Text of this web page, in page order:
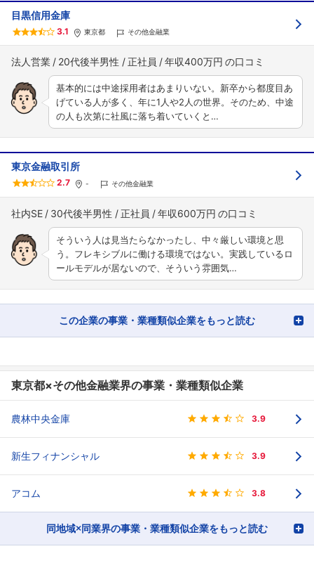
目黒信用金庫
3.1 東京都 その他金融業
法人営業 20代後半男性 正社員 年収400万円
基本的には中途採用者はあまりいない。新卒から都度目あ
げている人が多く、年に1人や2人の世界。そのため、中途
の人も次第に社風に落ち着いていくと…
東京金融取引所
2.7 - その他金融業
社内SE 30代後半男性 正社員 年収600万円
そういう人は見当たらなかったし、中々厳しい環境と思
う。フレキシブルに働ける環境ではない。実践しているロ
ールモデルが居ないので、そういう雰囲気…
この企業の事業・業種類似企業をもっと読む
東京都×その他金融業界の事業・業種類似企業
農林中央金庫 3.9
新生フィナンシャル 3.9
アコム 3.8
同地域×同業界の事業・業種類似企業をもっと読む